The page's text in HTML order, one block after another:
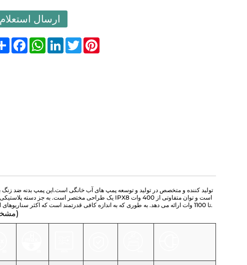
ارسال استعلام
ShareFacebook
WhatsApp
LinkedIn
TwitterPinterest
پمپ بدنه ضد زنگ برای آب کثیف FSPXXX2DWS-2 تولید کننده و متخصص در تولید و توسعه پمپ های آب خانگی است.این پمپ بدنه ضد
تا 1100 وات ارائه می دهد. به طوری که به اندازه کافی قدرتمند است که اکثر سناریوهای انتقال آب روزانه را برآورده کند. با بدنه و پایه ضد زنگ، این مدل عمر طولانی را ارائه می دهد.
پمپ بدنه ضد زنگ برای آب کثیف پارامتر FSPXXX2DWS-2 (مشخصات)